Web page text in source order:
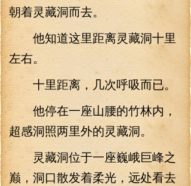
朝着灵藏洞而去。
他知道这里距离灵藏洞十里
左右。
十里距离，几次呼吸而已。
他停在一座山腰的竹林内，
超感洞照两里外的灵藏洞。
灵藏洞位于一座巍峨巨峰之
巅，洞口散发着柔光，远处看去